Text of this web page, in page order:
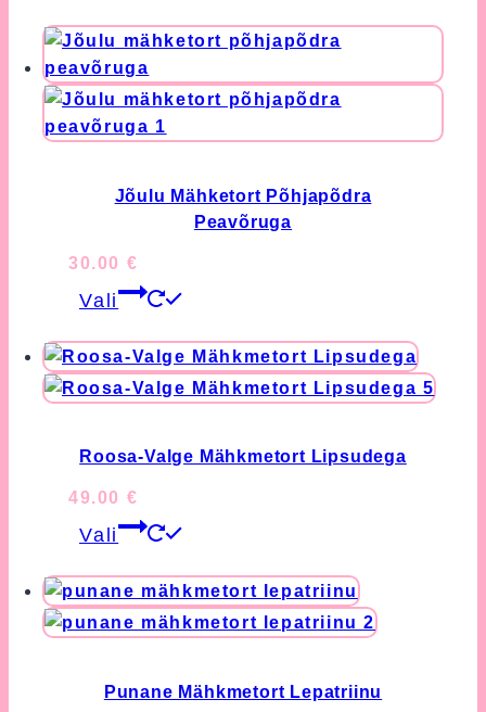
has
multiple
variants.
The
options
be
chosen
Jõulu Mähketort Põhjapõdra
Peavõruga
30.00 €
Vali
has
multiple
variants.
options
the
product
page
Roosa-Valge Mähkmetort Lipsudega
49.00 €
Vali
has
multiple
variants.
options
Punane Mähkmetort Lepatriinu